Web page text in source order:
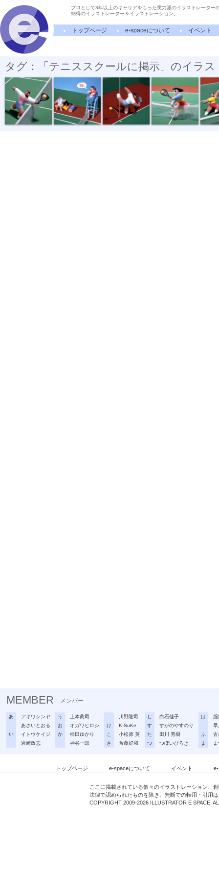
プロとして3年以上のキャリアをもった実力派のイラストレーター
納得のイラストレーター＆イラストレーション。
トップページ e-spaceについて イベント
タグ：「テニススクールに掲示」のイラス
テニスルール... テニスルール... テニスルール... テニスルール... テニ
MEMBER メンバー
あ
アキワシンヤ
あさいとおる
い
イトウケイジ
岩崎政志
う
上本眞司
お
オガワヒロシ
か
柿田ゆかり
神谷一郎
川野隆司
け
K-SuKe
こ
小松原 英
さ
斉藤好和
し
白石佳子
す
すがのやすのり
た
田川 秀樹
つ
つぼいひろき
は
早
ふ
古
ま
トップページ e-spaceについて イベント
ここに掲載されている個々のイラストレーション、
法律で認められたものを除き、無断での転用・引用
COPYRIGHT 2009-2026 ILLUSTRATOR E SPACE.